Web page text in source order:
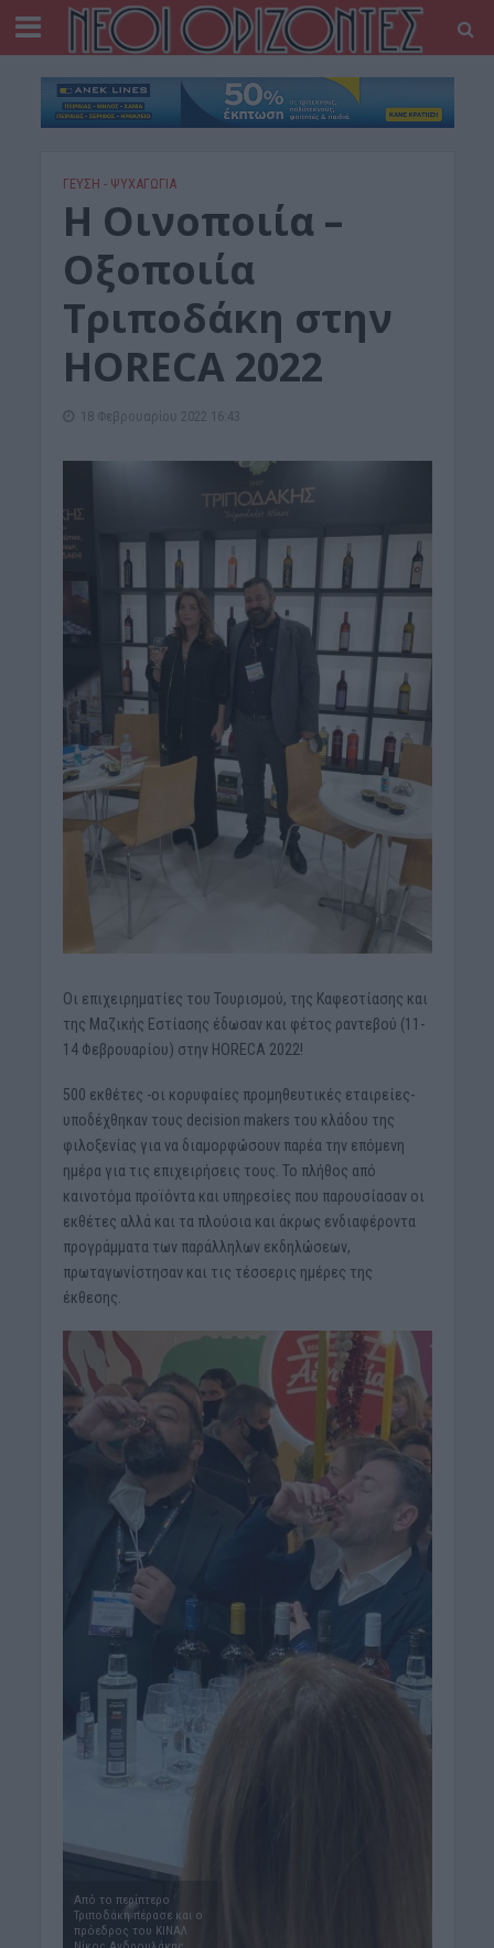
ΓΕΎΣΗ - ΨΥΧΑΓΩΓΊΑ
Η Οινοποιία –
Οξοποιία
Τριποδάκη στην
HORECA 2022
18 Φεβρουαρίου 2022 16:43
Οι επιχειρηματίες του Τουρισμού, της Καφεστίασης και
της Μαζικής Εστίασης έδωσαν και φέτος ραντεβού (11-
14 Φεβρουαρίου) στην HORECA 2022!
500 εκθέτες -οι κορυφαίες προμηθευτικές εταιρείες-
υποδέχθηκαν τους decision makers του κλάδου της
φιλοξενίας για να διαμορφώσουν παρέα την επόμενη
ημέρα για τις επιχειρήσεις τους. Το πλήθος από
καινοτόμα προϊόντα και υπηρεσίες που παρουσίασαν οι
εκθέτες αλλά και τα πλούσια και άκρως ενδιαφέροντα
προγράμματα των παράλληλων εκδηλώσεων,
πρωταγωνίστησαν και τις τέσσερις ημέρες της
έκθεσης.
Από το περίπτερο
Τριποδάκη πέρασε και ο
πρόεδρος του ΚΙΝΑΛ